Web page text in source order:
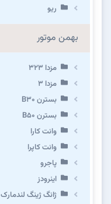
ریو
بهمن موتور
مزدا ۳۲۳
مزدا ۳
بسترن B۳۰
بسترن B۵۰
وانت کارا
وانت کاپرا
پاجرو
اینرودز
ژانگ ژینگ لندمارک